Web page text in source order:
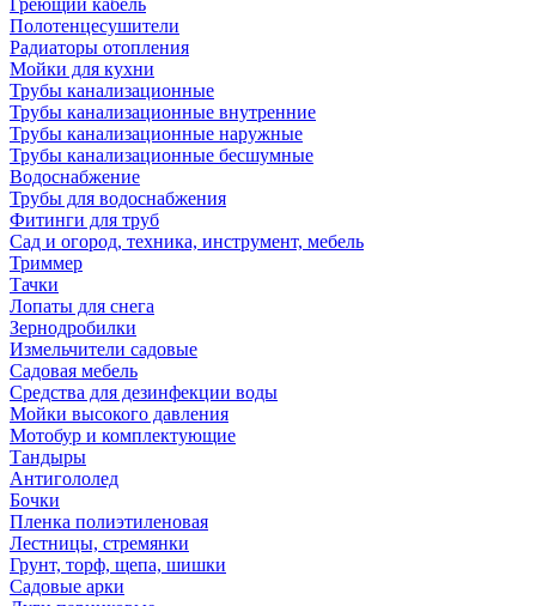
Греющий кабель
Полотенцесушители
Радиаторы отопления
Мойки для кухни
Трубы канализационные
Трубы канализационные внутренние
Трубы канализационные наружные
Трубы канализационные бесшумные
Водоснабжение
Трубы для водоснабжения
Фитинги для труб
Сад и огород, техника, инструмент, мебель
Триммер
Тачки
Лопаты для снега
Зернодробилки
Измельчители садовые
Садовая мебель
Средства для дезинфекции воды
Мойки высокого давления
Мотобур и комплектующие
Тандыры
Антигололед
Бочки
Пленка полиэтиленовая
Лестницы, стремянки
Грунт, торф, щепа, шишки
Садовые арки